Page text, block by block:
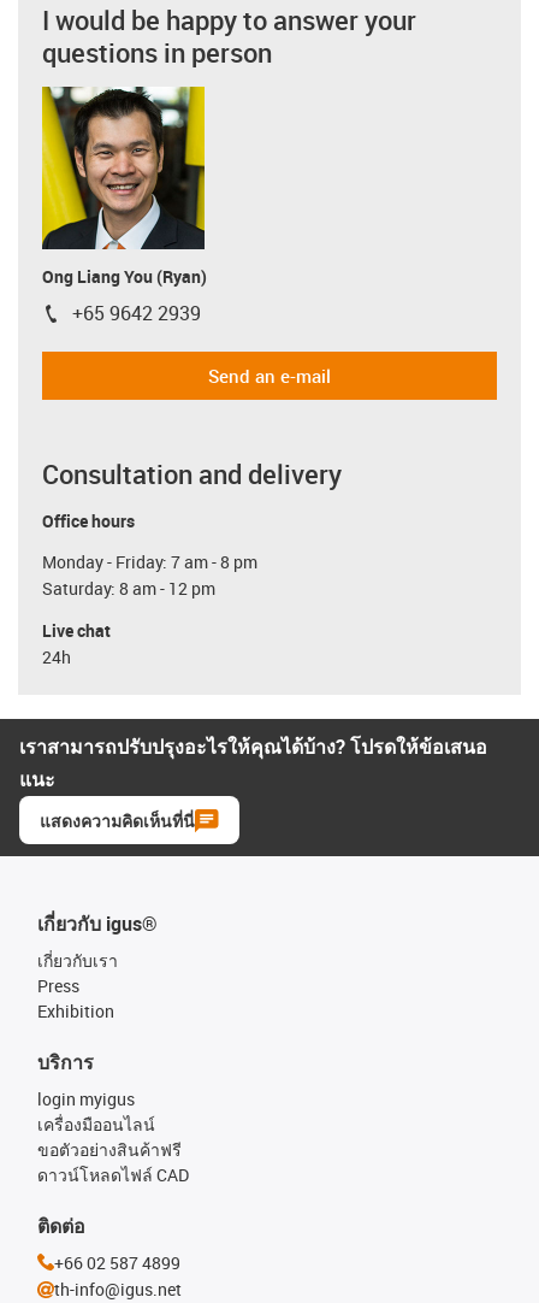
I would be happy to answer your
questions in person
Ong Liang You (Ryan)
igus-icon-phone
+65 9642 2939
Send an e-mail
Consultation and delivery
Office hours
Monday - Friday: 7 am - 8 pm
Saturday: 8 am - 12 pm
Live chat
24h
เราสามารถปรับปรุงอะไรให้คุณได้บ้าง? โปรดให้ข้อเสนอ
แนะ
แสดงความคิดเห็นที่นี่
เกี่ยวกับ igus®
เกี่ยวกับเรา
Press
Exhibition
บริการ
login myigus
เครื่องมืออนไลน์
ขอตัวอย่างสินค้าฟรี
ดาวน์โหลดไฟล์ CAD
ติดต่อ
+66 02 587 4899
th-info@igus.net